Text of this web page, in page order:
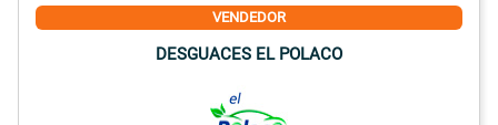
VENDEDOR
DESGUACES EL POLACO